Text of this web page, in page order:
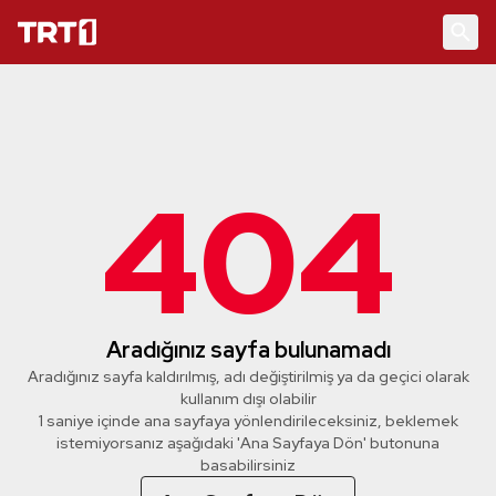
404
Aradığınız sayfa bulunamadı
Aradığınız sayfa kaldırılmış, adı değiştirilmiş ya da geçici olarak
kullanım dışı olabilir
1 saniye içinde ana sayfaya yönlendirileceksiniz, beklemek
istemiyorsanız aşağıdaki 'Ana Sayfaya Dön' butonuna
basabilirsiniz